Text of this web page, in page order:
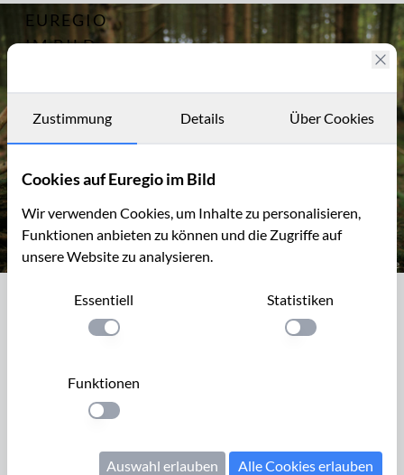
EUREGIO
IM BILD
Archiv
Kontakt
Archiv 2803
Waldboden mit Pilzen auf totem Holz
deshalb als Destruenten. Sie verwandeln z.B. Holz in Erde
und schaffen so die Voraussetzung zur Waldregeneration.
Zustimmung Details Über Cookies
Cookies auf Euregio im Bild
Wir verwenden Cookies, um Inhalte zu personalisieren,
Funktionen anbieten zu können und die Zugriffe auf
unsere Website zu analysieren.
Essentiell
Einstellung anwenden
Statistiken
Einstellung
Funktionen
Einstellung anwenden
Auswahl erlauben Alle Cookies erlauben